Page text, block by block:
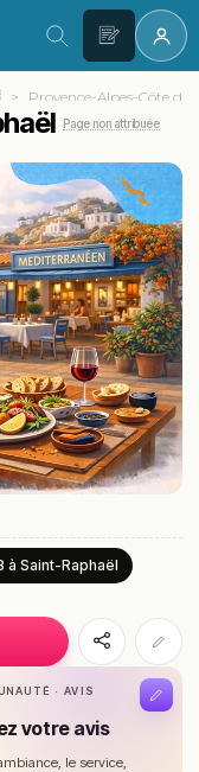
Provence-Alpes-Côte
Page non attribuée
à Saint-Raphaël
· AVIS
votre avis
le service,